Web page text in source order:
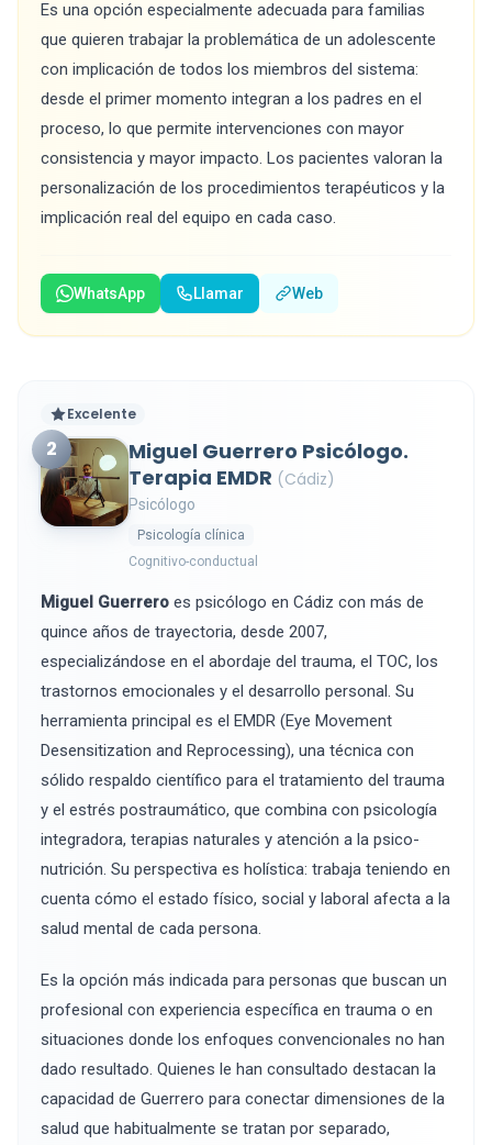
Es una opción especialmente adecuada para familias
que quieren trabajar la problemática de un adolescente
con implicación de todos los miembros del sistema:
desde el primer momento integran a los padres en el
proceso, lo que permite intervenciones con mayor
consistencia y mayor impacto. Los pacientes valoran la
personalización de los procedimientos terapéuticos y la
implicación real del equipo en cada caso.
WhatsApp Llamar Web
Excelente
2
Miguel Guerrero Psicólogo.
Terapia EMDR (Cádiz)
Psicólogo
Psicología clínica
Cognitivo-conductual
Miguel Guerrero es psicólogo en Cádiz con más de
quince años de trayectoria, desde 2007,
especializándose en el abordaje del trauma, el TOC, los
trastornos emocionales y el desarrollo personal. Su
herramienta principal es el EMDR (Eye Movement
Desensitization and Reprocessing), una técnica con
sólido respaldo científico para el tratamiento del trauma
y el estrés postraumático, que combina con psicología
integradora, terapias naturales y atención a la psico-
nutrición. Su perspectiva es holística: trabaja teniendo en
cuenta cómo el estado físico, social y laboral afecta a la
salud mental de cada persona.
Es la opción más indicada para personas que buscan un
profesional con experiencia específica en trauma o en
situaciones donde los enfoques convencionales no han
dado resultado. Quienes le han consultado destacan la
capacidad de Guerrero para conectar dimensiones de la
salud que habitualmente se tratan por separado,